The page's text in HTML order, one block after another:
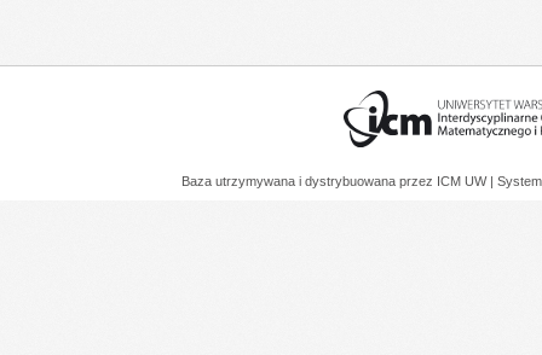
Baza utrzymywana i dystrybuowana przez ICM UW |